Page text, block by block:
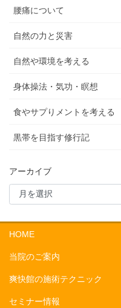
腰痛について
自然の力と災害
自然や環境を考える
身体操法・気功・瞑想
食やサプりメントを考える
黒帯を目指す修行記
アーカイブ
HOME
当院のご案内
爽快館の施術テクニック
セミナー情報